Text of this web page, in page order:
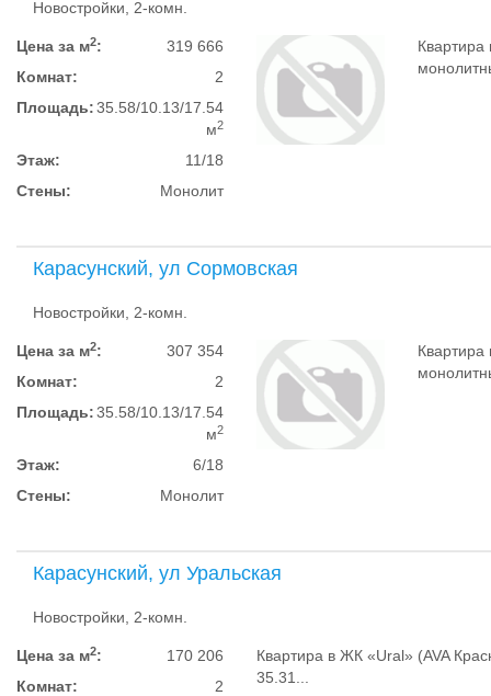
Новостройки, 2-комн.
Цена за м2:
319 666
Комнат:
2
Площадь: 35.58/10.13/17.54
м2
Этаж:
11/18
Стены:
Монолит
Карасунский, ул Сормовская
Новостройки, 2-комн.
Цена за м2:
307 354
Комнат:
2
Площадь: 35.58/10.13/17.54
м2
Этаж:
6/18
Стены:
Монолит
Карасунский, ул Уральская
Новостройки, 2-комн.
Цена за м2:
170 206
Комнат:
2
Квартира в ЖК «‎Ural» (AVA
35.31...